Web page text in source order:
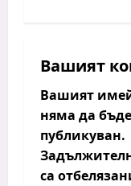
a
t
i
o
n
Вашият
Вашият
няма да бъде
публикуван.
са